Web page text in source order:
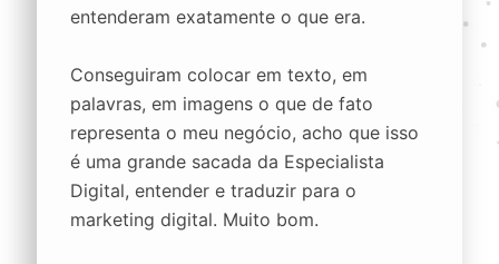
entenderam exatamente o que era.
Conseguiram colocar em texto, em
palavras, em imagens o que de fato
representa o meu negócio, acho que isso
é uma grande sacada da Especialista
Digital, entender e traduzir para o
marketing digital. Muito bom.